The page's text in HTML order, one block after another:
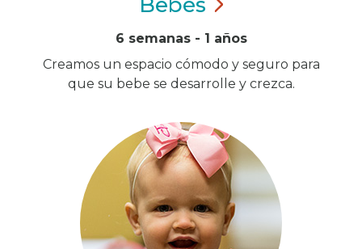
6 semanas - 1 años
Creamos un espacio cómodo y seguro para
que su bebe se desarrolle y crezca.